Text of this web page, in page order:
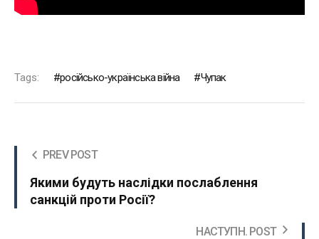
Tags: російсько-українська війна Чупак
PREV POST
Якими будуть наслідки послаблення
санкцій проти Росії?
НАСТУПН. POST